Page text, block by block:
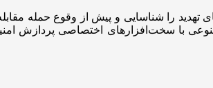
را شناسایی و پیش از وقوع حمله